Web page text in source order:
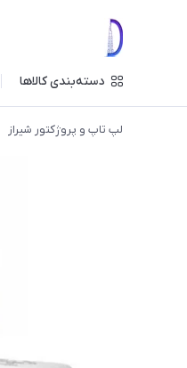
دسته‌بندی کالاها
لپ تاپ و پروژکتور شیراز